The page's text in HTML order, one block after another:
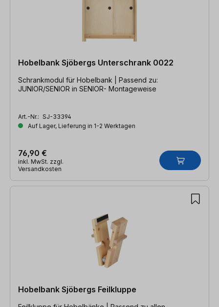
Hobelbank Sjöbergs Unterschrank 0022
Schrankmodul für Hobelbank | Passend zu:
JUNIOR/SENIOR in SENIOR- Montageweise
Art.-Nr.: SJ-33394
Auf Lager, Lieferung in 1-2 Werktagen
76,90 €
inkl. MwSt. zzgl.
Versandkosten
Hobelbank Sjöbergs Feilkluppe